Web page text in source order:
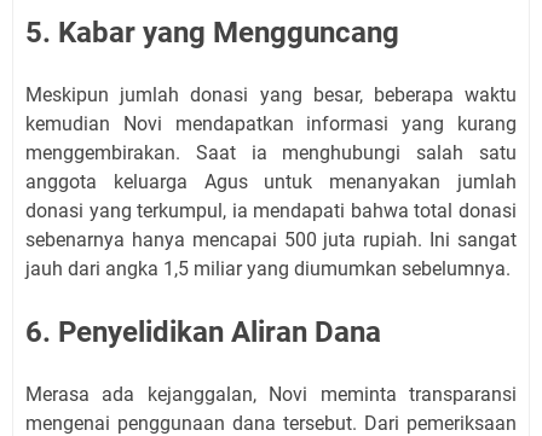
5. Kabar yang Mengguncang
Meskipun jumlah donasi yang besar, beberapa waktu
kemudian Novi mendapatkan informasi yang kurang
menggembirakan. Saat ia menghubungi salah satu
anggota keluarga Agus untuk menanyakan jumlah
donasi yang terkumpul, ia mendapati bahwa total donasi
sebenarnya hanya mencapai 500 juta rupiah. Ini sangat
jauh dari angka 1,5 miliar yang diumumkan sebelumnya.
6. Penyelidikan Aliran Dana
Merasa ada kejanggalan, Novi meminta transparansi
mengenai penggunaan dana tersebut. Dari pemeriksaan